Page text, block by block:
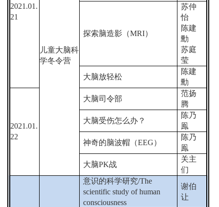
2021.01.
21
儿童大脑科
学冬令营
探索脑造影（MRI）
苏仲
怡
陈建
勳
苏庭
莹
大脑放轻松
陈建
勳
2021.01.
22
大脑司令部
范扬
腾
大脑受伤怎么办？
陈乃
鳯
神奇的脑波帽（EEG）
陈乃
鳯
大脑PK战
关主
们
意识的科学研究/The
scientific study of human
consciousness
谢伯
让